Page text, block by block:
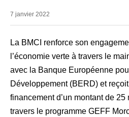
7 janvier 2022
La BMCI renforce son
l’économie verte à travers le
avec la Banque Européenne
Développement (BERD) et
financement d’un montant de 25
travers le programme GEFF